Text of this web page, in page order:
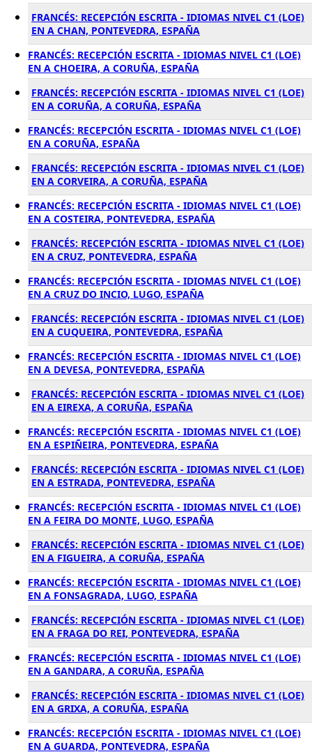
FRANCÉS: RECEPCIÓN ESCRITA - IDIOMAS NIVEL C1 (LOE)
EN A CHAN, PONTEVEDRA, ESPAÑA
FRANCÉS: RECEPCIÓN ESCRITA - IDIOMAS NIVEL C1 (LOE)
EN A CHOEIRA, A CORUÑA, ESPAÑA
FRANCÉS: RECEPCIÓN ESCRITA - IDIOMAS NIVEL C1 (LOE)
EN A CORUÑA, A CORUÑA, ESPAÑA
FRANCÉS: RECEPCIÓN ESCRITA - IDIOMAS NIVEL C1 (LOE)
EN A CORUÑA, ESPAÑA
FRANCÉS: RECEPCIÓN ESCRITA - IDIOMAS NIVEL C1 (LOE)
EN A CORVEIRA, A CORUÑA, ESPAÑA
FRANCÉS: RECEPCIÓN ESCRITA - IDIOMAS NIVEL C1 (LOE)
EN A COSTEIRA, PONTEVEDRA, ESPAÑA
FRANCÉS: RECEPCIÓN ESCRITA - IDIOMAS NIVEL C1 (LOE)
EN A CRUZ, PONTEVEDRA, ESPAÑA
FRANCÉS: RECEPCIÓN ESCRITA - IDIOMAS NIVEL C1 (LOE)
EN A CRUZ DO INCIO, LUGO, ESPAÑA
FRANCÉS: RECEPCIÓN ESCRITA - IDIOMAS NIVEL C1 (LOE)
EN A CUQUEIRA, PONTEVEDRA, ESPAÑA
FRANCÉS: RECEPCIÓN ESCRITA - IDIOMAS NIVEL C1 (LOE)
EN A DEVESA, PONTEVEDRA, ESPAÑA
FRANCÉS: RECEPCIÓN ESCRITA - IDIOMAS NIVEL C1 (LOE)
EN A EIREXA, A CORUÑA, ESPAÑA
FRANCÉS: RECEPCIÓN ESCRITA - IDIOMAS NIVEL C1 (LOE)
EN A ESPIÑEIRA, PONTEVEDRA, ESPAÑA
FRANCÉS: RECEPCIÓN ESCRITA - IDIOMAS NIVEL C1 (LOE)
EN A ESTRADA, PONTEVEDRA, ESPAÑA
FRANCÉS: RECEPCIÓN ESCRITA - IDIOMAS NIVEL C1 (LOE)
EN A FEIRA DO MONTE, LUGO, ESPAÑA
FRANCÉS: RECEPCIÓN ESCRITA - IDIOMAS NIVEL C1 (LOE)
EN A FIGUEIRA, A CORUÑA, ESPAÑA
FRANCÉS: RECEPCIÓN ESCRITA - IDIOMAS NIVEL C1 (LOE)
EN A FONSAGRADA, LUGO, ESPAÑA
FRANCÉS: RECEPCIÓN ESCRITA - IDIOMAS NIVEL C1 (LOE)
EN A FRAGA DO REI, PONTEVEDRA, ESPAÑA
FRANCÉS: RECEPCIÓN ESCRITA - IDIOMAS NIVEL C1 (LOE)
EN A GANDARA, A CORUÑA, ESPAÑA
FRANCÉS: RECEPCIÓN ESCRITA - IDIOMAS NIVEL C1 (LOE)
EN A GRIXA, A CORUÑA, ESPAÑA
FRANCÉS: RECEPCIÓN ESCRITA - IDIOMAS NIVEL C1 (LOE)
EN A GUARDA, PONTEVEDRA, ESPAÑA